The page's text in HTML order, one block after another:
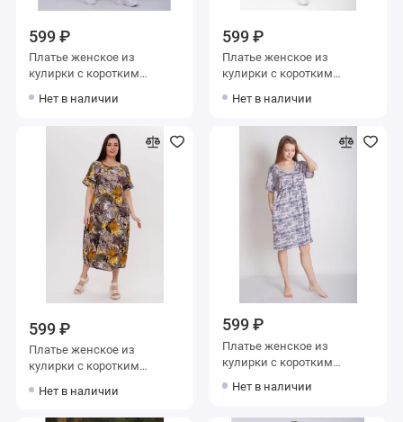
599 ₽
Платье женское из
кулирки с коротким
Полоска
Нет в наличии
599 ₽
Платье женское из
кулирки с коротким
Нет в наличии
599 ₽
Платье женское из
кулирки с коротким
Оранжевый Принт
Нет в наличии
599 ₽
Платье женское из
кулирки с коротким
Нет в наличии